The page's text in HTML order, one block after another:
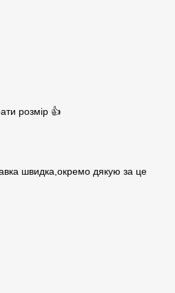
розмір 👍
швидка,окремо дякую за це